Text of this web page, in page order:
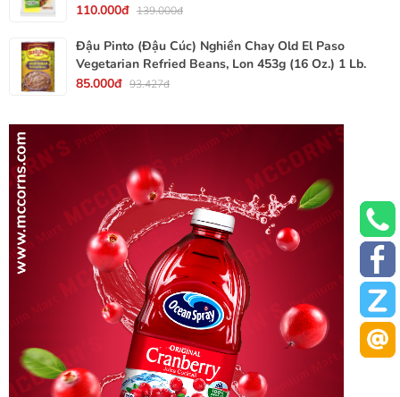
110.000đ 139.000đ
Đậu Pinto (Đậu Cúc) Nghiền Chay Old El Paso
Vegetarian Refried Beans, Lon 453g (16 Oz.) 1 Lb.
85.000đ 93.427đ